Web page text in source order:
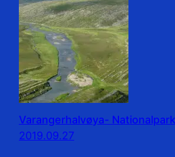
Varangerhalvøya-
2019.09.27